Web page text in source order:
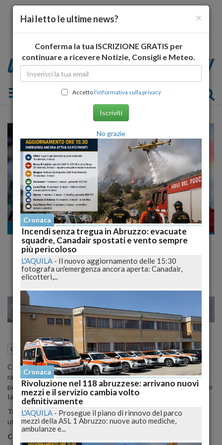
Toggle navigation
Cronaca nazionale
L'Aquila, ufficiale. Archimede Graziani
esonerato, torna Maurizio Ianni
MILANO 22
Cronaca nazionale L'Aquila (AQ) 23 Ottobre 2012 09:42
Come anticipato da Abruzzo24ore.tv ieri sera, si è concluso il
rapporto tra L'Aquila calcio e l'allenatore Archimede Graziani. Sulla
panchina rossoblù adesso siederà, nuovamente, l'aquilano Maurizio
Ianni.
Tutto come anticipato da noi, di seguito il comunicato stampa
ufficiale:
COMUNICATO STAMPA
×
Hai letto le ultime news?
Conferma la tua ISCRIZIONE GRATIS per
continuare a ricevere Notizie, Consigli e Meteo.
Accettol'informativa sulla privacy
Iscriviti
No grazie
Cronaca
Incendi senza tregua in Abruzzo: evacuate
squadre, Canadair spostati e vento sempre
più pericoloso
L'AQUILA - Il nuovo aggiornamento delle 15:30
fotografa un'emergenza ancora aperta: Canadair,
elicotteri,...
Cronaca
Rivoluzione nel 118 abruzzese: arrivano nuovi
mezzi e il servizio cambia volto
definitivamente
L'AQUILA - Prosegue il piano di rinnovo del parco
mezzi della ASL 1 Abruzzo: nuove auto mediche,
ambulanze e...